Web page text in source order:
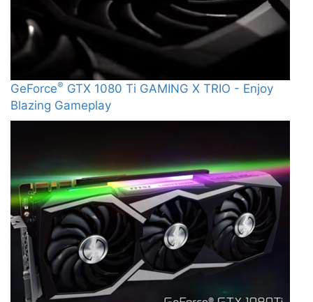
GeForce® GTX 1080 Ti GAMING X TRIO - Enjoy
Blazing Gameplay